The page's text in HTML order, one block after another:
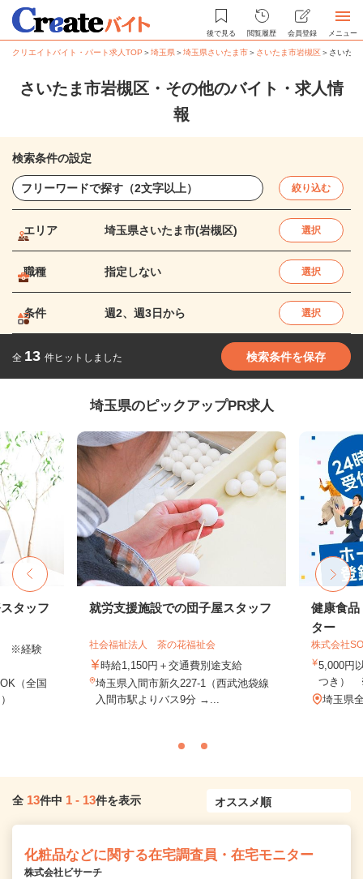
後で見る 閲覧履歴 会員登録 メニュー
クリエイトバイト・パート求人TOP ＞埼玉県＞埼玉県さいたま市＞ さいたま市岩槻区＞ さいた
さいたま市岩槻区・その他のバイト・求人情
報
検索条件の設定
絞り込む
エリア 埼玉県さいたま市(岩槻区) 選択
職種 指定しない 選択
条件 週2、週3日から 選択
全 13 件ヒットしました 検索条件を保存
埼玉県のピックアップPR求人
タッフ
※経験
（全国
就労支援施設での団子屋スタッフ
社会福祉法人 茶の花福祉会
時給1,150円＋交通費別途支給
埼玉県入間市新久227-1（西武池袋線
入間市駅よりバス9分 →...
健康食品
ター
株式会社
5,000円
つき）
埼玉県
全 13件中 1 - 13件を表示
化粧品などに関する在宅調査員・在宅モニター
株式会社ビサーチ